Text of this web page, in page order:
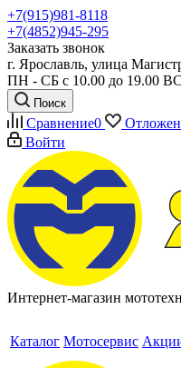
+7(915)981-8118
+7(4852)945-295
Заказать звонок
г. Ярославль, улица
ПН - СБ с 10.00 до 19.00
Поиск
Сравнение0
Войти
Интернет-магазин
Каталог Мотосервис